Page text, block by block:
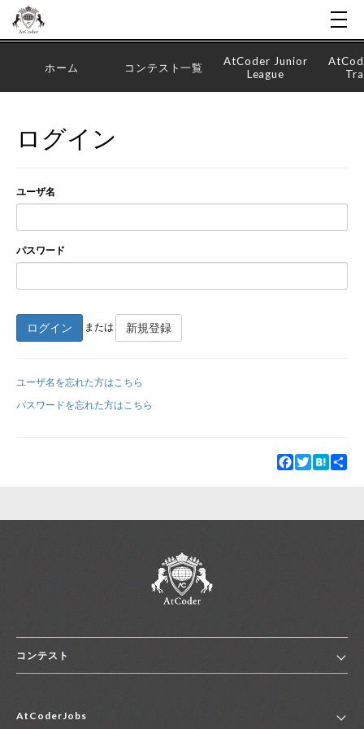
新規登録
ホーム コンテスト一覧
AtCoder Junior
League
ログイン
ユーザ名
パスワード
ログイン または 新規登録
ユーザ名を忘れた方はこちら
パスワードを忘れた方はこちら
Facebook
TwitterHatena
コンテスト
コンテスト一覧
AtCoderJobs